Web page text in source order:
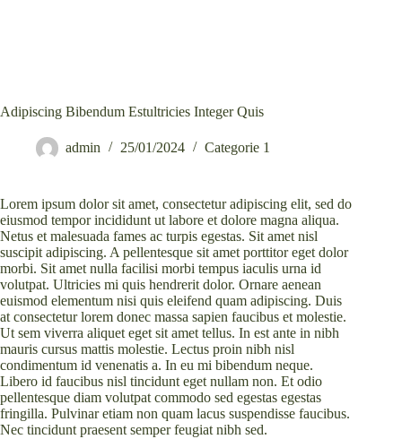
Adipiscing Bibendum Estultricies Integer Quis
admin 25/01/2024 Categorie 1
Lorem ipsum dolor sit amet, consectetur adipiscing elit, sed do
eiusmod tempor incididunt ut labore et dolore magna aliqua.
Netus et malesuada fames ac turpis egestas. Sit amet nisl
suscipit adipiscing. A pellentesque sit amet porttitor eget dolor
morbi. Sit amet nulla facilisi morbi tempus iaculis urna id
volutpat. Ultricies mi quis hendrerit dolor. Ornare aenean
euismod elementum nisi quis eleifend quam adipiscing. Duis
at consectetur lorem donec massa sapien faucibus et molestie.
Ut sem viverra aliquet eget sit amet tellus. In est ante in nibh
mauris cursus mattis molestie. Lectus proin nibh nisl
condimentum id venenatis a. In eu mi bibendum neque.
Libero id faucibus nisl tincidunt eget nullam non. Et odio
pellentesque diam volutpat commodo sed egestas egestas
fringilla. Pulvinar etiam non quam lacus suspendisse faucibus.
Nec tincidunt praesent semper feugiat nibh sed.